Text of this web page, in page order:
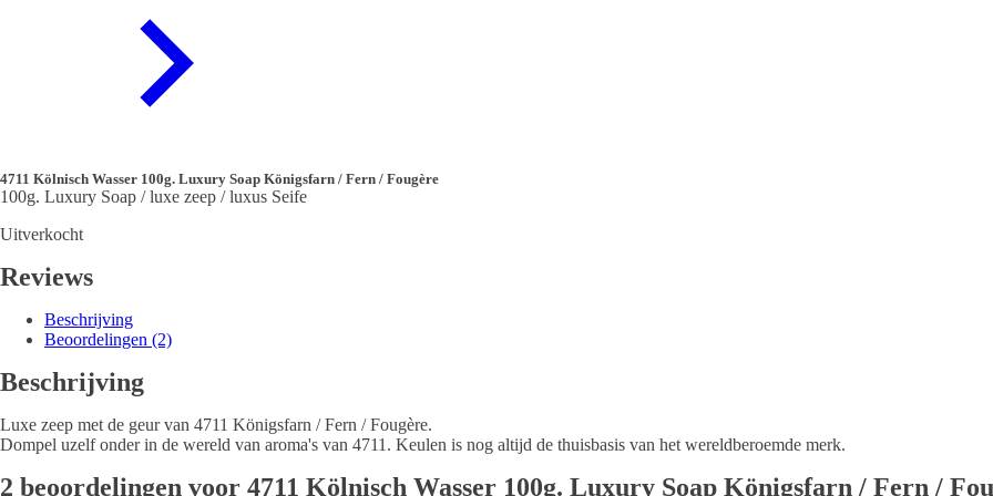
4711 Kölnisch Wasser 100g. Luxury Soap Königsfarn / Fern / Fougère
100g. Luxury Soap / luxe zeep / luxus Seife
Uitverkocht
Reviews
Beschrijving
Beoordelingen (2)
Beschrijving
Luxe zeep met de geur van 4711 Königsfarn / Fern / Fougère.
Dompel uzelf onder in de wereld van aroma's van 4711. Keulen is nog altijd de thuisbasis van het wereldberoemde merk.
2 beoordelingen voor 4711 Kölnisch Wasser 100g. Luxury Soap Königsfarn / Fern /